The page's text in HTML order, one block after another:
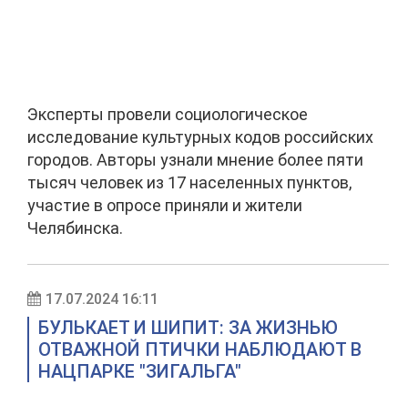
Эксперты провели социологическое
исследование культурных кодов российских
городов. Авторы узнали мнение более пяти
тысяч человек из 17 населенных пунктов,
участие в опросе приняли и жители
Челябинска.
17.07.2024 16:11
БУЛЬКАЕТ И ШИПИТ: ЗА ЖИЗНЬЮ
ОТВАЖНОЙ ПТИЧКИ НАБЛЮДАЮТ В
НАЦПАРКЕ "ЗИГАЛЬГА"